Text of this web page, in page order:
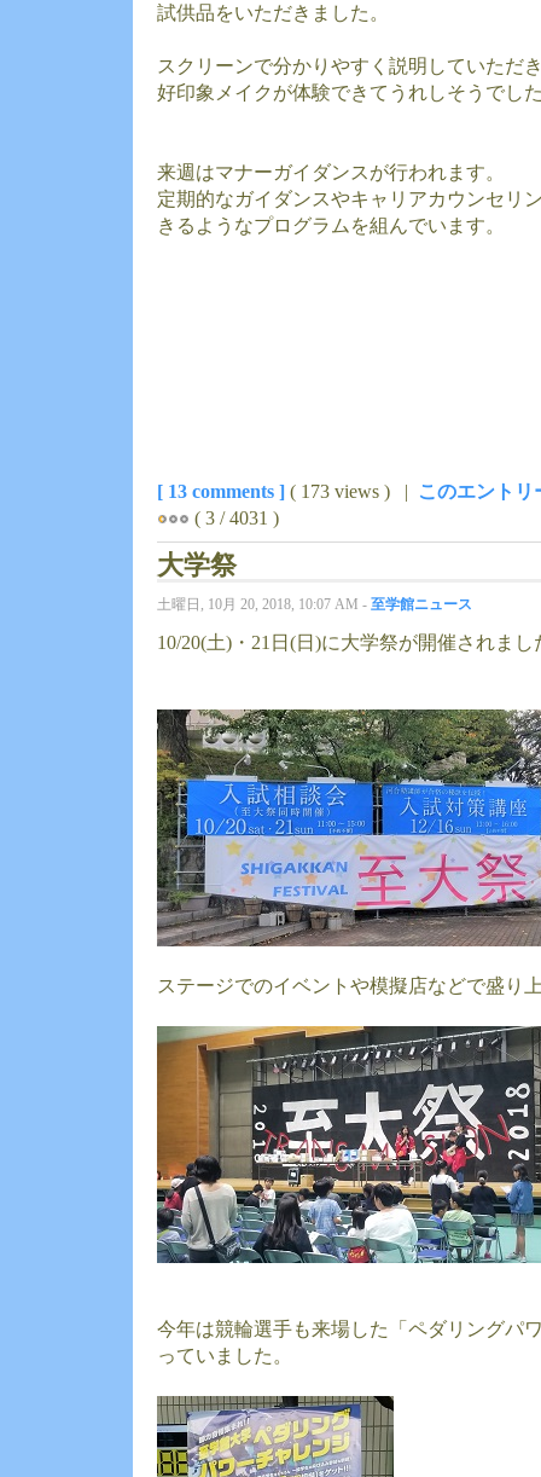
試供品をいただきました。
スクリーンで分かりやすく説明していただ
好印象メイクが体験できてうれしそうでし
来週はマナーガイダンスが行われます。
定期的なガイダンスやキャリアカウンセリ
きるようなプログラムを組んでいます。
[ 13 comments ] ( 173 views ) | このエント
( 3 / 4031 )
大学祭
土曜日, 10月 20, 2018, 10:07 AM - 至学館ニュース
10/20(土)・21日(日)に大学祭が開催されまし
ステージでのイベントや模擬店などで盛り
今年は競輪選手も来場した「ペダリングパ
っていました。